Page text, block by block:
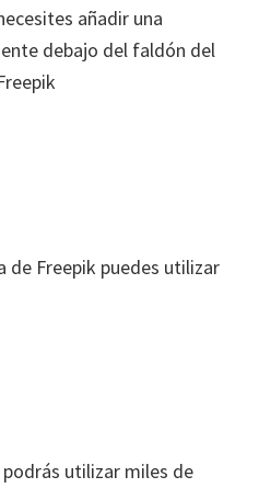
añadir una
debajo del faldón del
de Freepik puedes utilizar
utilizar miles de